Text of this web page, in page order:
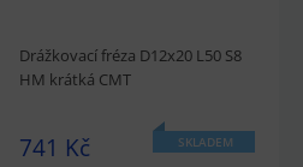
Drážkovací fréza D12x20 L50 S8
HM krátká CMT
741 Kč SKLADEM